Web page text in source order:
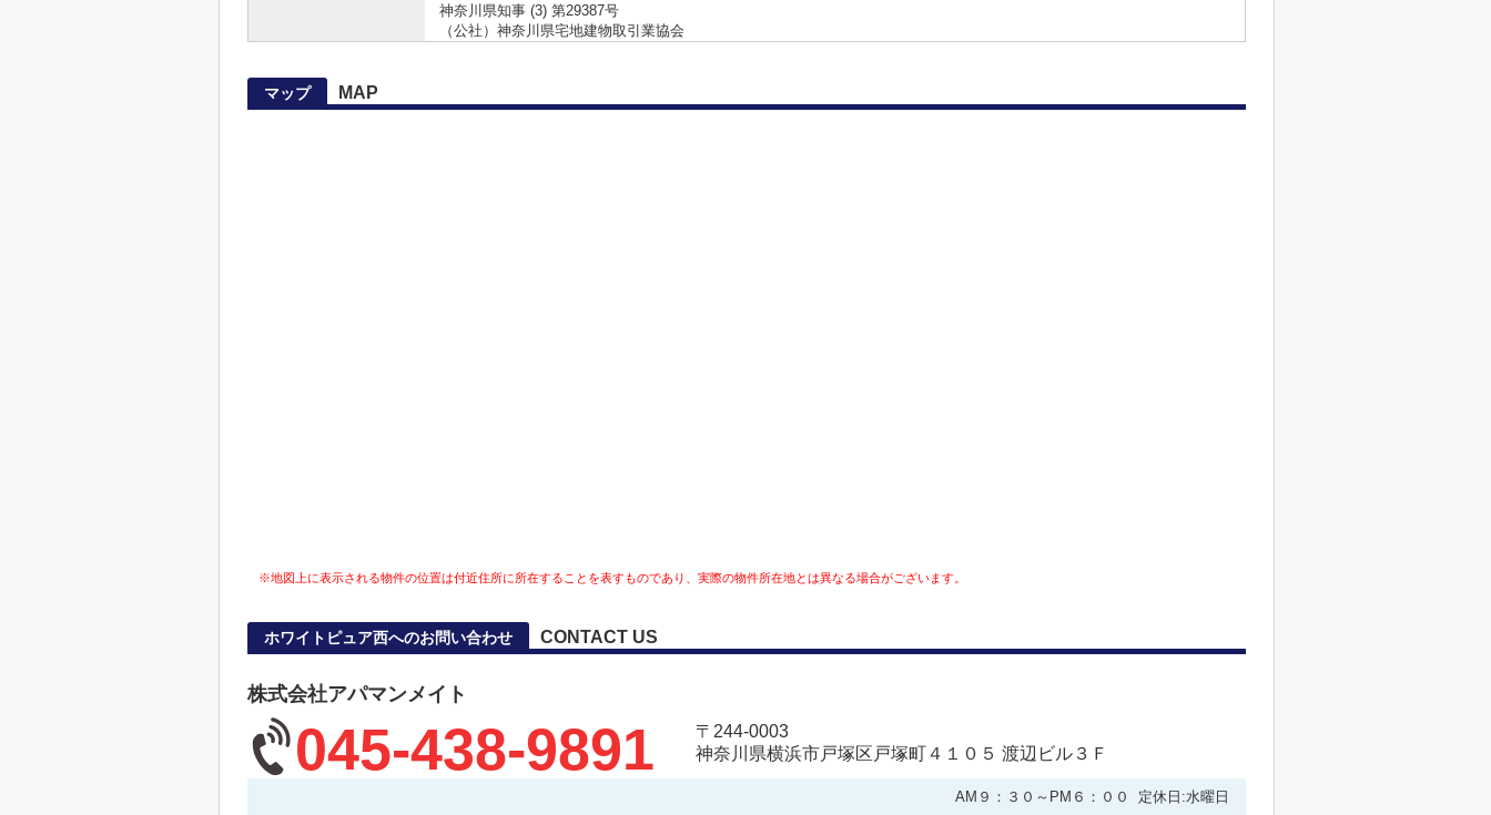
神奈川県知事 (3) 第29387号
（公社）神奈川県宅地建物取引業協会
マップ MAP
※地図上に表示される物件の位置は付近住所に所在することを表すものであり、実際の物件所在地とは異なる場合がございます。
ホワイトピュア西へのお問い合わせ CONTACT US
株式会社アパマンメイト
045-438-9891
〒244-0003
神奈川県横浜市戸塚区戸塚町４１０５ 渡辺ビル３Ｆ
AM９：３０～PM６：００ 定休日:水曜日